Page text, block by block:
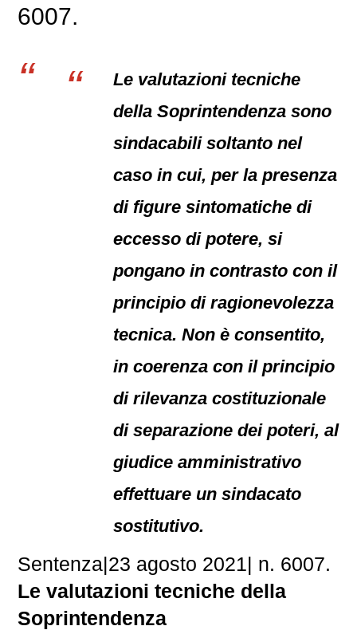
6007.
Le valutazioni tecniche
della Soprintendenza sono
sindacabili soltanto nel
caso in cui, per la presenza
di figure sintomatiche di
eccesso di potere, si
pongano in contrasto con il
principio di ragionevolezza
tecnica. Non è consentito,
in coerenza con il principio
di rilevanza costituzionale
di separazione dei poteri, al
giudice amministrativo
effettuare un sindacato
sostitutivo.
Sentenza|23 agosto 2021| n. 6007.
Le valutazioni tecniche della
Soprintendenza